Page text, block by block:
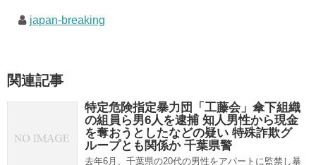
japan-breaking
関連記事
特定危険指定暴力団「工藤会」傘下組織
の組員ら男6人を逮捕 知人男性から現金
を奪おうとしたなどの疑い 特殊詐欺グ
ループとも関係か 千葉県警
去年6月、千葉県の20代の男性をアパートに監禁し暴